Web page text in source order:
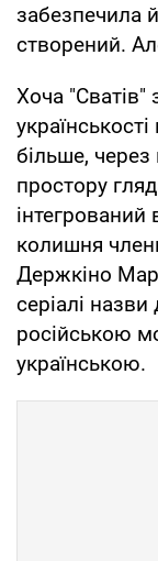
забезпечила
створений.
Хоча "Сватів"
більше,
простору
колишня
Держкіно
серіалі
російською
українською.